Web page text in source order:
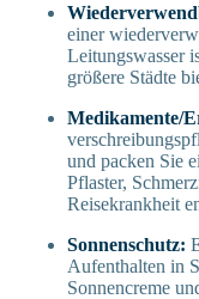
einer
Leitungswasser
größere Städte
Medikamente/
und packen Sie
Pflaster,
Reisekrankheit
Sonnenschutz:
Aufenthalten in
Sonnencreme